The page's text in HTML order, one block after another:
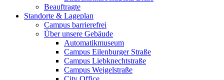
Beauftragte
Standorte & Lageplan
Campus barrierefrei
Über unsere Gebäude
Automatikmuseum
Campus Eilenburger Straße
Campus Liebknechtstraße
Campus Weigelstraße